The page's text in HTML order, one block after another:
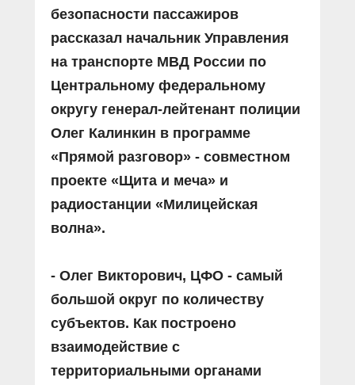
безопасности пассажиров
рассказал начальник Управления
на транспорте МВД России по
Центральному федеральному
округу генерал-лейтенант полиции
Олег Калинкин в программе
«Прямой разговор» - совместном
проекте «Щита и меча» и
радиостанции «Милицейская
волна».
- Олег Викторович, ЦФО - самый
большой округ по количеству
субъектов. Как построено
взаимодействие с
территориальными органами